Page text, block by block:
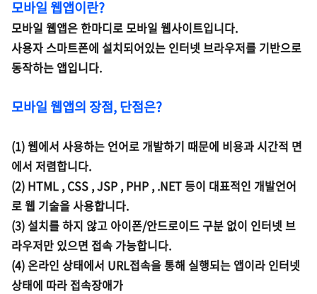
모바일 웹앱이란?
모바일 웹앱은 한마디로 모바일 웹사이트입니다.
사용자 스마트폰에 설치되어있는 인터넷 브라우저를 기반으로
동작하는 앱입니다.
모바일 웹앱의 장점, 단점은?
(1) 웹에서 사용하는 언어로 개발하기 때문에 비용과 시간적 면
에서 저렴합니다.
(2) HTML , CSS , JSP , PHP , .NET 등이 대표적인 개발언어
로 웹 기술을 사용합니다.
(3) 설치를 하지 않고 아이폰/안드로이드 구분 없이 인터넷 브
라우저만 있으면 접속 가능합니다.
(4) 온라인 상태에서 URL접속을 통해 실행되는 앱이라 인터넷
상태에 따라 접속장애가